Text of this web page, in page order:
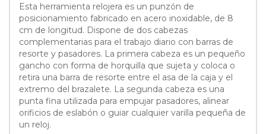
Esta herramienta relojera es un punzón de
posicionamiento fabricado en acero inoxidable, de 8
cm de longitud. Dispone de dos cabezas
complementarias para el trabajo diario con barras de
resorte y pasadores. La primera cabeza es un pequeño
gancho con forma de horquilla que sujeta y coloca o
retira una barra de resorte entre el asa de la caja y el
extremo del brazalete. La segunda cabeza es una
punta fina utilizada para empujar pasadores, alinear
orificios de eslabón o guiar cualquier varilla pequeña de
un reloj.